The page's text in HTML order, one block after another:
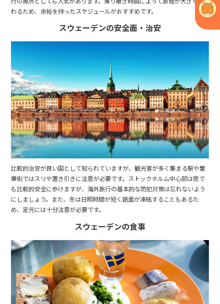
わるため、余裕を持ったスケジュールがおすすめです。
スウェーデンの安全面・治安
比較的治安が良い国として知られていますが、観光客が多く集まる駅や繁
華街ではスリや置き引きに注意が必要です。ストックホルム中心部は夜で
も比較的安全に歩けますが、海外旅行の基本的な防犯対策は忘れないよう
にしましょう。また、冬は日照時間が短く路面が凍結することもあるた
め、足元には十分注意が必要です。
スウェーデンの食事